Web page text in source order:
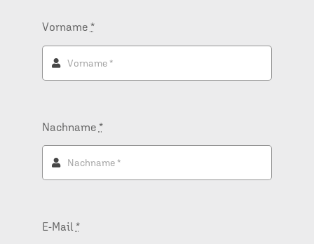
Vorname *
Nachname *
E-Mail*